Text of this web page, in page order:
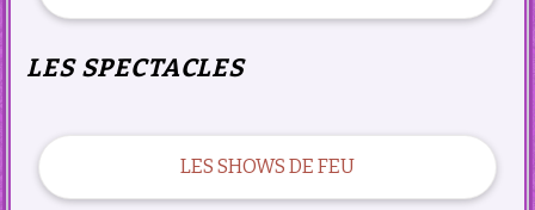
LES SPECTACLES
LES SHOWS DE FEU